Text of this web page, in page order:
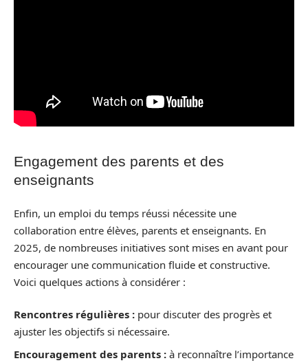
Engagement des parents et des
enseignants
Enfin, un emploi du temps réussi nécessite une
collaboration entre élèves, parents et enseignants. En
2025, de nombreuses initiatives sont mises en avant pour
encourager une communication fluide et constructive.
Voici quelques actions à considérer :
Rencontres régulières : pour discuter des progrès et
ajuster les objectifs si nécessaire.
Encouragement des parents : à reconnaître l’importance